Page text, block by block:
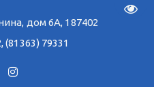
дом 6А, 187402
,(81363) 79331